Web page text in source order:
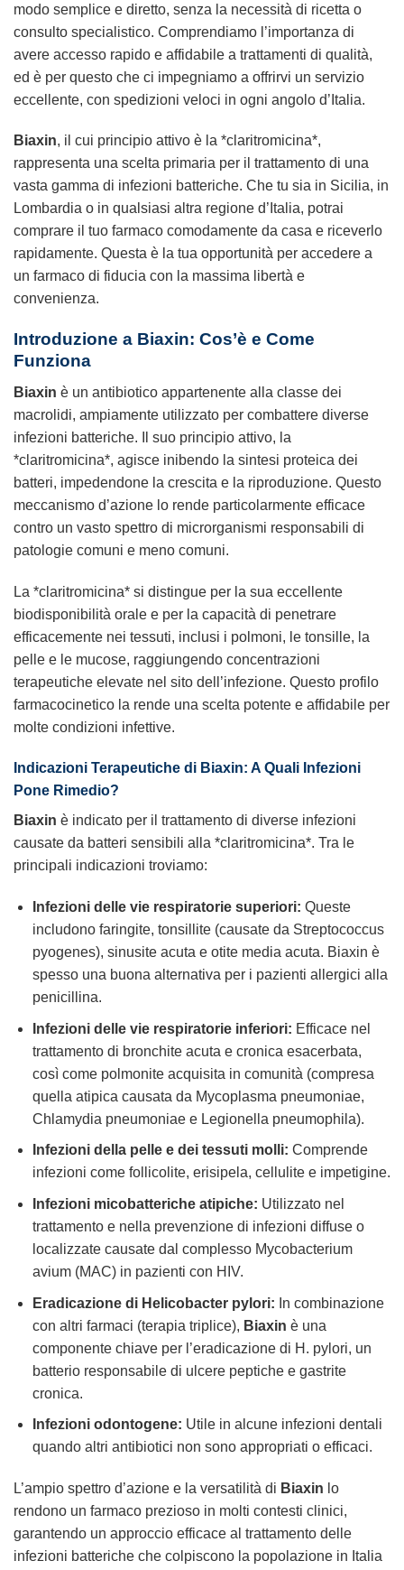
modo semplice e diretto, senza la necessità di ricetta o
consulto specialistico. Comprendiamo l’importanza di
avere accesso rapido e affidabile a trattamenti di qualità,
ed è per questo che ci impegniamo a offrirvi un servizio
eccellente, con spedizioni veloci in ogni angolo d’Italia.
Biaxin, il cui principio attivo è la *claritromicina*,
rappresenta una scelta primaria per il trattamento di una
vasta gamma di infezioni batteriche. Che tu sia in Sicilia, in
Lombardia o in qualsiasi altra regione d’Italia, potrai
comprare il tuo farmaco comodamente da casa e riceverlo
rapidamente. Questa è la tua opportunità per accedere a
un farmaco di fiducia con la massima libertà e
convenienza.
Introduzione a Biaxin: Cos’è e Come
Funziona
Biaxin è un antibiotico appartenente alla classe dei
macrolidi, ampiamente utilizzato per combattere diverse
infezioni batteriche. Il suo principio attivo, la
*claritromicina*, agisce inibendo la sintesi proteica dei
batteri, impedendone la crescita e la riproduzione. Questo
meccanismo d’azione lo rende particolarmente efficace
contro un vasto spettro di microrganismi responsabili di
patologie comuni e meno comuni.
La *claritromicina* si distingue per la sua eccellente
biodisponibilità orale e per la capacità di penetrare
efficacemente nei tessuti, inclusi i polmoni, le tonsille, la
pelle e le mucose, raggiungendo concentrazioni
terapeutiche elevate nel sito dell’infezione. Questo profilo
farmacocinetico la rende una scelta potente e affidabile per
molte condizioni infettive.
Indicazioni Terapeutiche di Biaxin: A Quali Infezioni
Pone Rimedio?
Biaxin è indicato per il trattamento di diverse infezioni
causate da batteri sensibili alla *claritromicina*. Tra le
principali indicazioni troviamo:
Infezioni delle vie respiratorie superiori: Queste
includono faringite, tonsillite (causate da Streptococcus
pyogenes), sinusite acuta e otite media acuta. Biaxin è
spesso una buona alternativa per i pazienti allergici alla
penicillina.
Infezioni delle vie respiratorie inferiori: Efficace nel
trattamento di bronchite acuta e cronica esacerbata,
così come polmonite acquisita in comunità (compresa
quella atipica causata da Mycoplasma pneumoniae,
Chlamydia pneumoniae e Legionella pneumophila).
Infezioni della pelle e dei tessuti molli: Comprende
infezioni come follicolite, erisipela, cellulite e impetigine.
Infezioni micobatteriche atipiche: Utilizzato nel
trattamento e nella prevenzione di infezioni diffuse o
localizzate causate dal complesso Mycobacterium
avium (MAC) in pazienti con HIV.
Eradicazione di Helicobacter pylori: In combinazione
con altri farmaci (terapia triplice), Biaxin è una
componente chiave per l’eradicazione di H. pylori, un
batterio responsabile di ulcere peptiche e gastrite
cronica.
Infezioni odontogene: Utile in alcune infezioni dentali
quando altri antibiotici non sono appropriati o efficaci.
L’ampio spettro d’azione e la versatilità di Biaxin lo
rendono un farmaco prezioso in molti contesti clinici,
garantendo un approccio efficace al trattamento delle
infezioni batteriche che colpiscono la popolazione in Italia